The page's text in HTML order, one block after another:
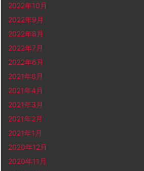
2022年10月
2022年9月
2022年8月
2022年7月
2022年6月
2021年6月
2021年4月
2021年3月
2021年2月
2021年1月
2020年12月
2020年11月